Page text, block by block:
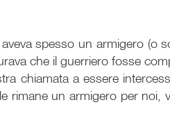
spesso un armigero (o
che il guerriero fosse
chiamata a essere
rimane un armigero per noi,